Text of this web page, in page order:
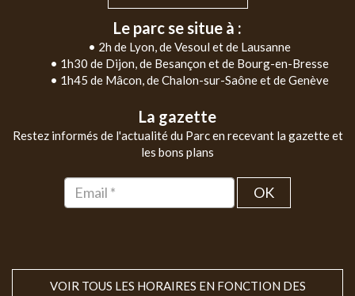
Le parc se situe à :
• 2h de Lyon, de Vesoul et de Lausanne
• 1h30 de Dijon, de Besançon et de Bourg-en-Bresse
• 1h45 de Mâcon, de Chalon-sur-Saône et de Genève
La gazette
Restez informés de l'actualité du Parc en recevant la gazette et
les bons plans
OK
VOIR TOUS LES HORAIRES EN FONCTION DES